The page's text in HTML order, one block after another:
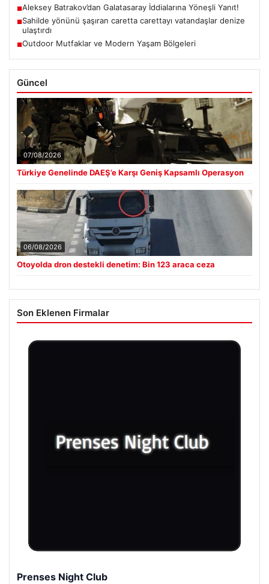
■Aleksey Batrakov’dan Galatasaray İddialarına Yöneşli Yanıt!
■Sahilde yönünü şaşıran caretta carettayı vatandaşlar denize
ulaştırdı
■Outdoor Mutfaklar ve Modern Yaşam Bölgeleri
Güncel
07/08/2026
Türkiye Genelinde DAEŞ’e Karşı Geniş Kapsamlı Operasyon
06/08/2026
Otoyolda dron destekli denetim: Bin 123 araca ceza
Son Eklenen Firmalar
Enes Kaplan Avukatlık Bürosu